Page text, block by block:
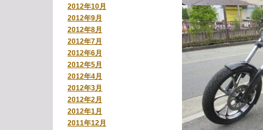
2012年10月
2012年9月
2012年8月
2012年7月
2012年6月
2012年5月
2012年4月
2012年3月
2012年2月
2012年1月
2011年12月